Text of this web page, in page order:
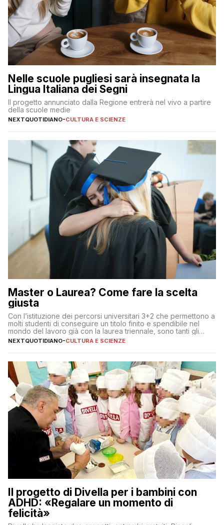
Nelle scuole pugliesi sarà insegnata la
Lingua Italiana dei Segni
Il progetto annunciato dalla Regione entrerà nel vivo a partire
della scuole medie
NEXTQUOTIDIANO-CULTURA E SCIENZE
Master o Laurea? Come fare la scelta
giusta
Con l’istituzione dei percorsi universitari 3+2 che permettono a
molti studenti di conseguire un titolo finito e spendibile nel
mondo del lavoro già con la laurea triennale, sono tanti gli
interrogativi che si pongono gli studenti una volta raggiunto
l’obiettivo di primo livello
NEXTQUOTIDIANO-CULTURA E SCIENZE
Il progetto di Divella per i bambini con
ADHD: «Regalare un momento di
felicità»